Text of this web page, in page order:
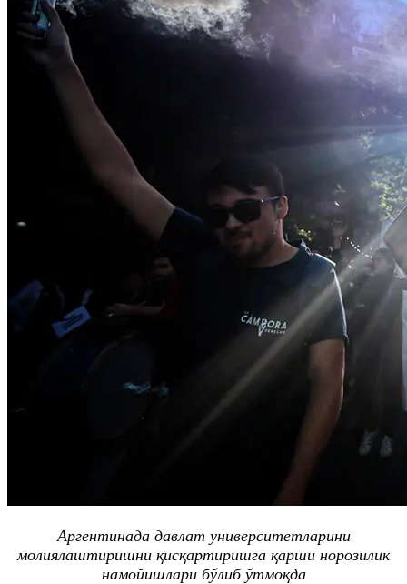
Аргентинада давлат университетларини
молиялаштиришни қисқартиришга қарши норозилик
намойишлари бўлиб ўтмоқда